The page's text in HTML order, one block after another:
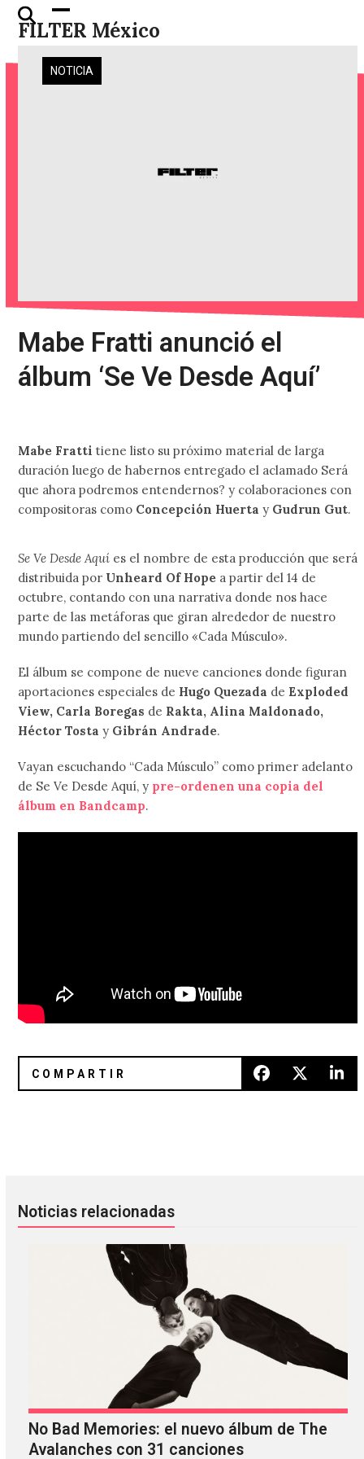
Skip
FILTER México
Open
mobile
menu
Close
mobile
menu
NOTICIA
Mabe Fratti anunció el
álbum ‘Se Ve Desde Aquí’
Mabe Fratti tiene listo su próximo material de larga
duración luego de habernos entregado el aclamado Será
que ahora podremos entendernos? y colaboraciones con
compositoras como Concepción Huerta y Gudrun Gut.
Se Ve Desde Aquí es el nombre de esta producción que será
distribuida por Unheard Of Hope a partir del 14 de
octubre, contando con una narrativa donde nos hace
parte de las metáforas que giran alrededor de nuestro
mundo partiendo del sencillo «Cada Músculo».
El álbum se compone de nueve canciones donde figuran
aportaciones especiales de Hugo Quezada de Exploded
View, Carla Boregas de Rakta, Alina Maldonado,
Héctor Tosta y Gibrán Andrade.
Vayan escuchando “Cada Músculo” como primer adelanto
de Se Ve Desde Aquí, y pre-ordenen una copia del
álbum en Bandcamp.
Noticias relacionadas
No Bad Memories: el nuevo álbum de The
Avalanches con 31 canciones